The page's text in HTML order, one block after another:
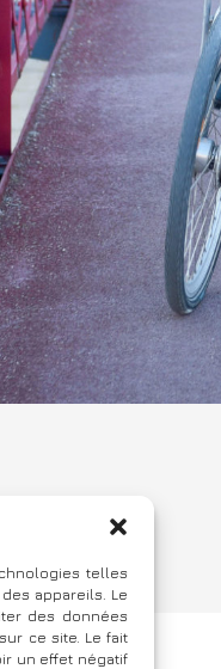
telles
appareils. Le
des données
ce site. Le fait
un effet négatif